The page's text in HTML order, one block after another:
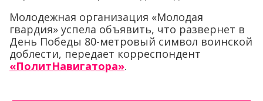
Молодежная организация «Молодая
гвардия» успела объявить, что развернет в
День Победы 80-метровый символ воинской
доблести, передает корреспондент
«ПолитНавигатора».